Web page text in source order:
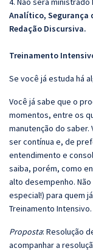
Analítico, Segurança
Redação Discursiva.
Treinamento
Se você já estuda há
Você já sabe que o
momentos, entre os
manutenção do saber.
ser contínua e, de
entendimento e
saiba, porém, como
alto desempenho.
especial!) para quem
Treinamento Intensivo.
Proposta: Resolução
acompanhar a